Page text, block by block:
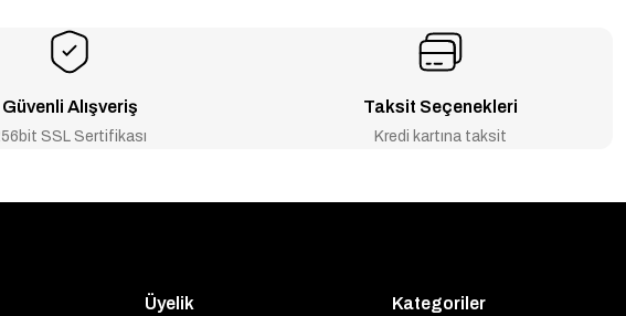
Güvenli Alışveriş
SSL Sertifikası
Taksit Seçenekleri
Kredi kartına taksit
Üyelik Kategoriler